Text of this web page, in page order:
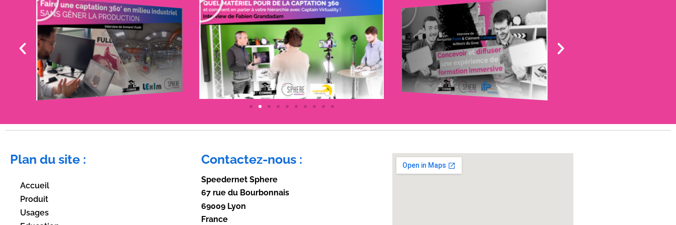
Plan du site :
Accueil
Produit
Usages
Contactez-nous :
Speedernet Sphere
67 rue du Bourbonnais
69009 Lyon
France